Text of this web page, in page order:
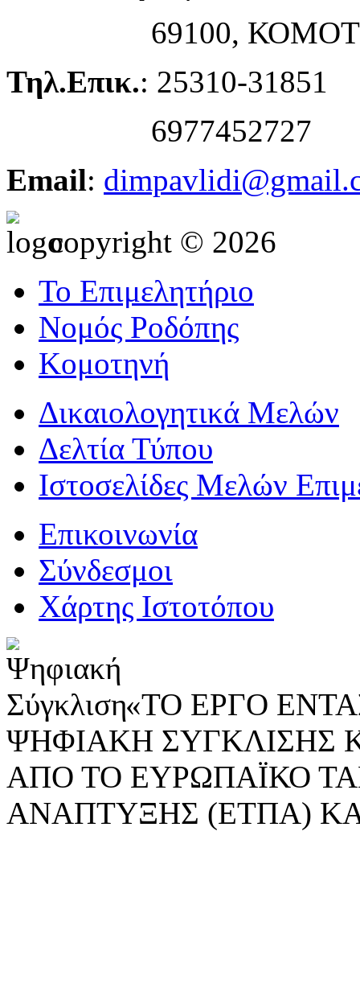
69100,
Τηλ.Επικ.: 25310-31851
6977452727
Email:
copyright © 2026
Το Επιμελητήριο
Νομός Ροδόπης
Κομοτηνή
Δικαιολογητικά Μελών
Δελτία Τύπου
Ιστοσελίδες Μελών
Επικοινωνία
Σύνδεσμοι
Χάρτης Ιστοτόπου
«ΤΟ ΕΡΓΟ
ΨΗΦΙΑΚΗ ΣΥΓΚΛΙΣΗΣ
ΑΠΟ ΤΟ ΕΥΡΩΠΑΪΚΟ
ΑΝΑΠΤΥΞΗΣ (ΕΤΠΑ)